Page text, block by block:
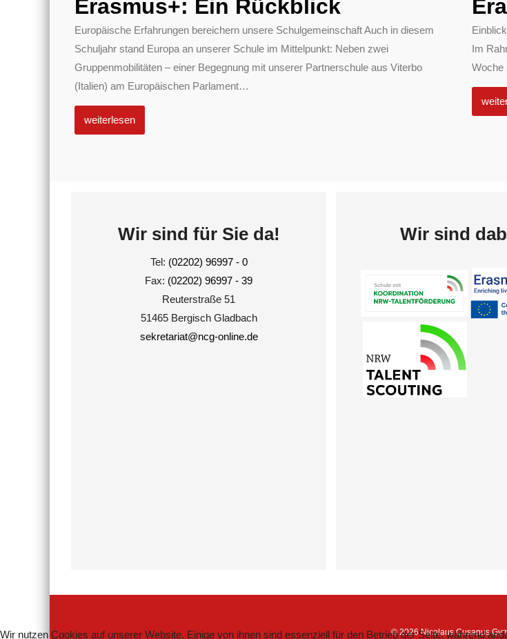
Erasmus+: Ein Rückblick
Europäische Erfahrungen bereichern unsere Schulgemeinschaft Auch in diesem
Schuljahr stand Europa an unserer Schule im Mittelpunkt: Neben zwei
Gruppenmobilitäten – einer Begegnung mit unserer Partnerschule aus Viterbo
(Italien) am Europäischen Parlament…
weiterlesen
Im
Woche
Wir sind für Sie da!
Tel: (02202) 96997 - 0
Fax: (02202) 96997 - 39
Reuterstraße 51
51465 Bergisch Gladbach
sekretariat@ncg-online.de
Wir sind
© 2026 Nicolaus Cusanus
Wir nutzen Cookies auf unserer Website. Einige von ihnen sind essenziell für den Betrieb der Seite, während